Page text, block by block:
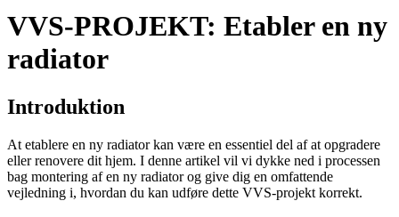
VVS-PROJEKT: Etabler en ny
radiator
Introduktion
At etablere en ny radiator kan være en essentiel del af at opgradere
eller renovere dit hjem. I denne artikel vil vi dykke ned i processen
bag montering af en ny radiator og give dig en omfattende
vejledning i, hvordan du kan udføre dette VVS-projekt korrekt.